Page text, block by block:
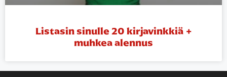
Listasin sinulle 20 kirjavinkkiä +
muhkea alennus